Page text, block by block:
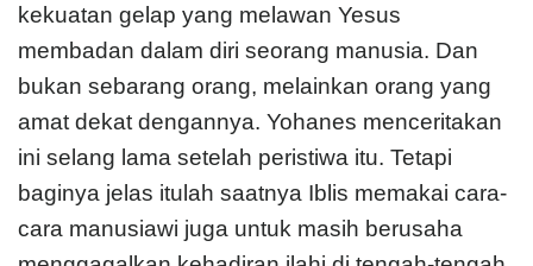
kekuatan gelap yang melawan Yesus
membadan dalam diri seorang manusia. Dan
bukan sebarang orang, melainkan orang yang
amat dekat dengannya. Yohanes menceritakan
ini selang lama setelah peristiwa itu. Tetapi
baginya jelas itulah saatnya Iblis memakai cara-
cara manusiawi juga untuk masih berusaha